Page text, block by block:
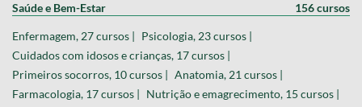
Saúde e Bem-Estar 156 cursos
Enfermagem, 27 cursos | Psicologia, 23 cursos |
Cuidados com idosos e crianças, 17 cursos |
Primeiros socorros, 10 cursos | Anatomia, 21 cursos |
Farmacologia, 17 cursos | Nutrição e emagrecimento, 15 cursos |